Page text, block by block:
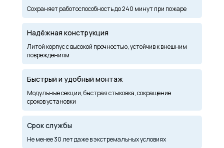
Сохраняет работоспособность до 240 минут при пожаре
Надёжная конструкция
Литой корпус с высокой прочностью, устойчив к внешним
повреждениям
Модульные секции, быстрая стыковка, сокращение
сроков установки
Быстрый и удобный монтаж
Срок службы
Не менее 30 лет даже в экстремальных условиях